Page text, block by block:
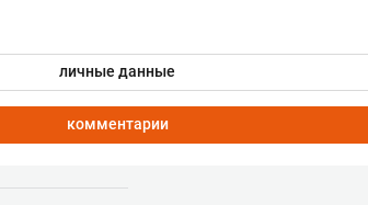
личные данные
комментарии